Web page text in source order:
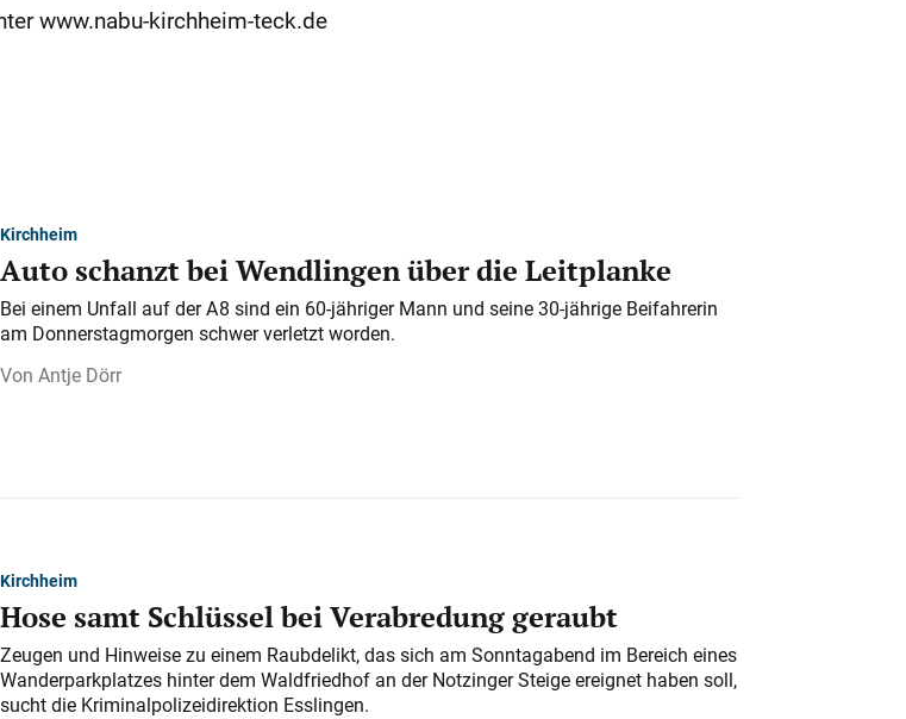
www.nabu-kirchheim-teck.de
Kirchheim
Auto schanzt bei Wendlingen über die Leitplanke
Bei einem Unfall auf der A 8 sind ein 60-jähriger Mann und seine 30-jährige Beifahrerin
am Donnerstagmorgen schwer verletzt worden.
Antje Dörr
Kirchheim
Hose samt Schlüssel bei Verabredung geraubt
Zeugen und Hinweise zu einem Raubdelikt, das sich am Sonntagabend im Bereich eines
Wanderparkplatzes hinter dem Waldfriedhof an der Notzinger Steige ereignet haben soll,
sucht die Kriminalpolizeidirektion Esslingen.